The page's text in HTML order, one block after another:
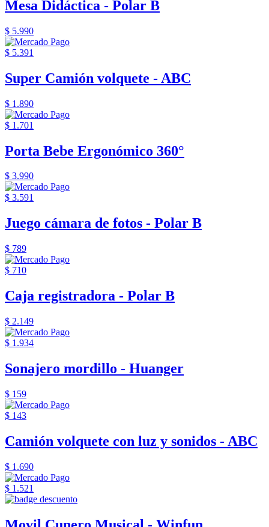
Mesa Didáctica - Polar B
$ 5.990
$ 5.391
Super Camión volquete - ABC
$ 1.890
$ 1.701
Porta Bebe Ergonómico 360°
$ 3.990
$ 3.591
Juego cámara de fotos - Polar B
$ 789
$ 710
Caja registradora - Polar B
$ 2.149
$ 1.934
Sonajero mordillo - Huanger
$ 159
$ 143
Camión volquete con luz y sonidos - ABC
$ 1.690
$ 1.521